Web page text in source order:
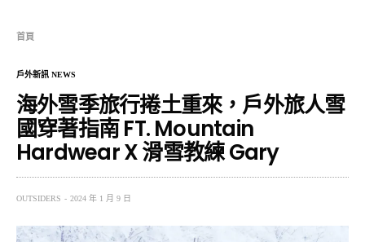
首頁
戶外新訊 NEWS
海外雪季旅行捲土重來，戶外旅人雪
國穿著指南 FT. Mountain
Hardwear X 滑雪教練 Gary
OUTSIDERS 2024 年 1 月 9 日